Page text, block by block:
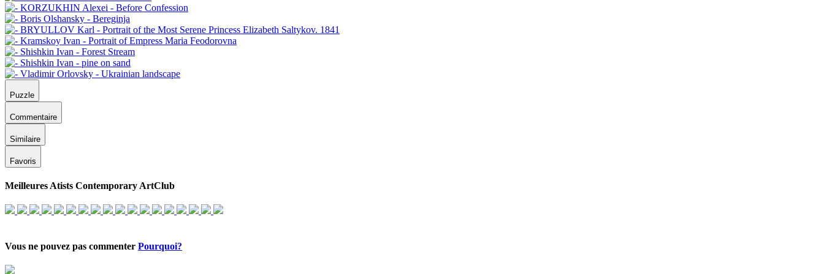
Puzzle
Commentaire
Similaire
Favoris
Meilleures Atists Contemporary ArtClub
Vous ne pouvez pas commenter Pourquoi?